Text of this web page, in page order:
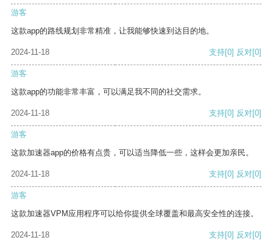
游客
这款app的路线规划非常精准，让我能够快速到达目的地。
2024-11-18 支持[0] 反对[0]
游客
这款app的功能非常丰富，可以满足我不同的社交需求。
2024-11-18 支持[0] 反对[0]
游客
这款加速器app的价格有点贵，可以适当降低一些，这样会更加亲民。
2024-11-18 支持[0] 反对[0]
游客
这款加速器VPM应用程序可以给你提供全球覆盖和最高安全性的连接。
2024-11-18 支持[0] 反对[0]